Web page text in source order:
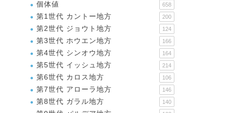
個体値 658
第1世代 カントー地方 200
第2世代 ジョウト地方 124
第3世代 ホウエン地方 166
第4世代 シンオウ地方 164
第5世代 イッシュ地方 214
第6世代 カロス地方 106
第7世代 アローラ地方 146
第8世代 ガラル地方 140